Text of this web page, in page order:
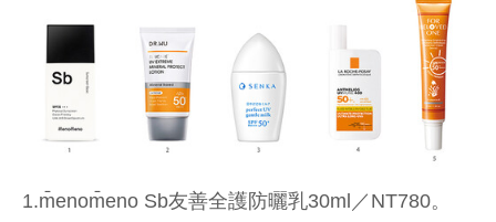
1.m̄enom̄eno Sb友善全護防曬乳30ml／NT780。